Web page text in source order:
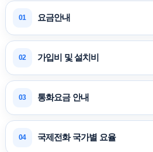
01 요금안내
02 가입비 및 설치비
03 통화요금 안내
04 국제전화 국가별 요율